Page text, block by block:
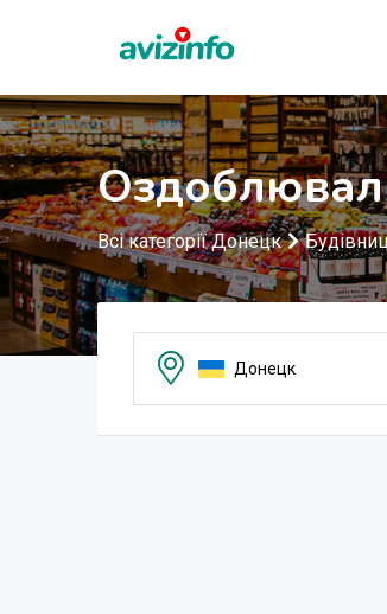
Всі категорії Донецк
Донецк